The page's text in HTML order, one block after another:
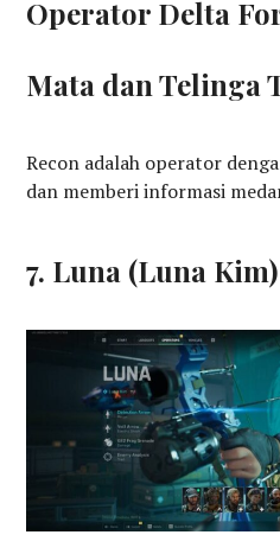
Operator Delta
Mata dan Telinga
Recon adalah operator
dan memberi informasi
7. Luna (Luna Kim)